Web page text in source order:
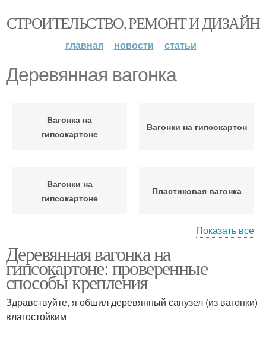
СТРОИТЕЛЬСТВО, РЕМОНТ И ДИЗАЙН
главная новости статьи
Деревянная вагонка
Вагонка на
гипсокартоне
Вагонки на гипсокартон
Вагонки на
гипсокартоне
Пластиковая вагонка
доме
Деревянный потолок
Вагонки для потолка
Показать все
Деревянная вагонка на
гипсокартоне: проверенные
способы крепления
Здравствуйте, я обшил деревянный санузел (из вагонки)
влагостойким